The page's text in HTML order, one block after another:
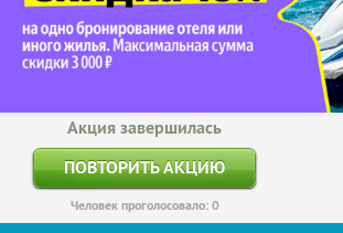
Акция завершилась
ПОВТОРИТЬ АКЦИЮ
Человек проголосовало: 0